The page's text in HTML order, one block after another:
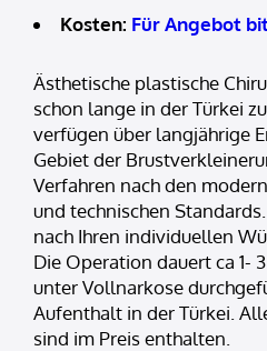
Kosten: Für Angebot
Ästhetische plastische
schon lange in der Türkei
verfügen über langjährige
Gebiet der
Verfahren nach den
und technischen
nach Ihren individuellen
Die Operation dauert ca 1-
unter Vollnarkose
Aufenthalt in der Türkei.
sind im Preis enthalten.